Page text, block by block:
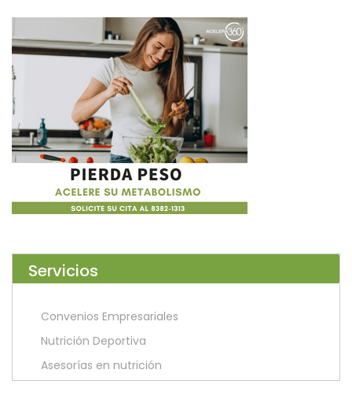
Servicios
Convenios Empresariales
Nutrición Deportiva
Asesorías en nutrición